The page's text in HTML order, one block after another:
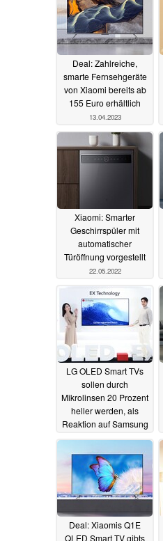
Deal: Zahlreiche,
smarte Fernsehgeräte
von Xiaomi bereits ab
155 Euro erhältlich
13.04.2023
Xiaomi: Smarter
Geschirrspüler mit
automatischer
Türöffnung vorgestellt
22.05.2022
LG OLED Smart TVs
sollen durch
Mikrolinsen 20 Prozent
heller werden, als
Reaktion auf Samsung
09.05.2022
Deal: Xiaomis Q1E
QLED Smart TV gibts